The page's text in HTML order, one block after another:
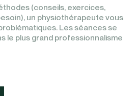
(conseils, exercices,
un physiothérapeute vous
Les séances se
le plus grand professionnalisme